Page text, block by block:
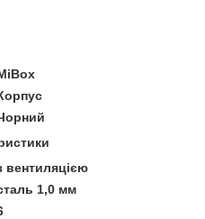
вентиляцією
1,0 мм